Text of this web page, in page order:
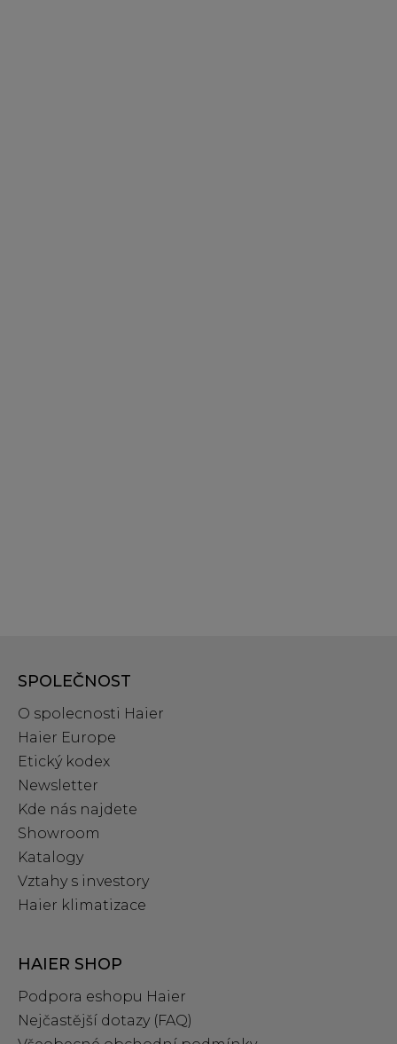
SPOLEČNOST
O spolecnosti Haier
Haier Europe
Etický kodex
Newsletter
Kde nás najdete
Showroom
Katalogy
Vztahy s investory
Haier klimatizace
HAIER SHOP
Podpora eshopu Haier
Nejčastější dotazy (FAQ)